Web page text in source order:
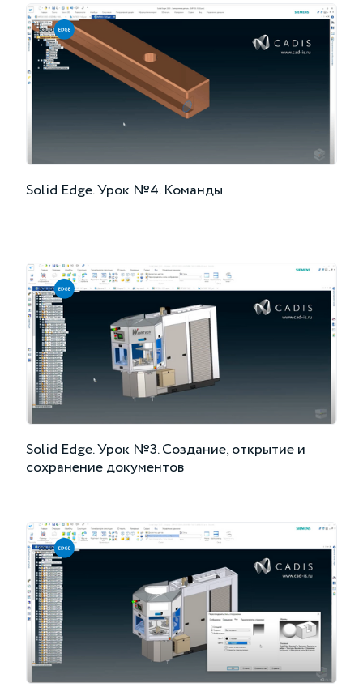
Solid Edge. Урок №4. Команды
Solid Edge. Урок №3. Создание, открытие и
сохранение документов